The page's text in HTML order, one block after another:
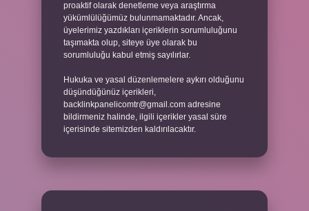
proaktif olarak denetleme veya araştırma
yükümlülüğümüz bulunmamaktadır. Ancak,
üyelerimiz yazdıkları içeriklerin sorumluluğunu
taşımakta olup, siteye üye olarak bu
sorumluluğu kabul etmiş sayılırlar.
Hukuka ve yasal düzenlemelere aykırı olduğunu
düşündüğünüz içerikleri,
backlinkpanelicomtr@gmail.com adresine
bildirmeniz halinde, ilgili içerikler yasal süre
içerisinde sitemizden kaldırılacaktır.